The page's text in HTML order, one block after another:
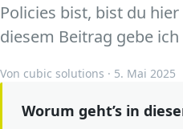
Policies bist, bist du
diesem Beitrag gebe
Von cubic solutions · 5. Mai 2025
Worum geht’s in